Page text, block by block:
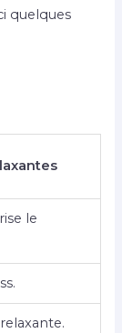
quelques
le